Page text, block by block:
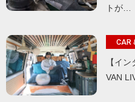
トが…
CAR
【イ
VAN